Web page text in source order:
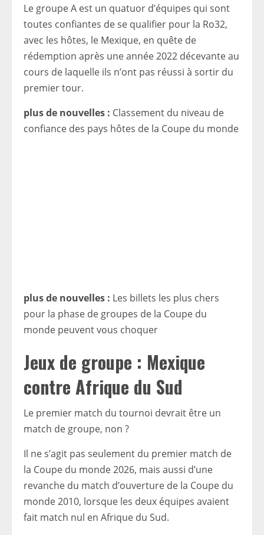
Le groupe A est un quatuor d’équipes qui sont
toutes confiantes de se qualifier pour la Ro32,
avec les hôtes, le Mexique, en quête de
rédemption après une année 2022 décevante au
cours de laquelle ils n’ont pas réussi à sortir du
premier tour.
plus de nouvelles : Classement du niveau de
confiance des pays hôtes de la Coupe du monde
plus de nouvelles : Les billets les plus chers
pour la phase de groupes de la Coupe du
monde peuvent vous choquer
Jeux de groupe : Mexique
contre Afrique du Sud
Le premier match du tournoi devrait être un
match de groupe, non ?
Il ne s’agit pas seulement du premier match de
la Coupe du monde 2026, mais aussi d’une
revanche du match d’ouverture de la Coupe du
monde 2010, lorsque les deux équipes avaient
fait match nul en Afrique du Sud.